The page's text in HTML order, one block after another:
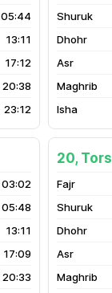
05:44
13:11
17:12
20:38
23:12
03:02
05:48
13:11
17:09
20:33
20, Tors